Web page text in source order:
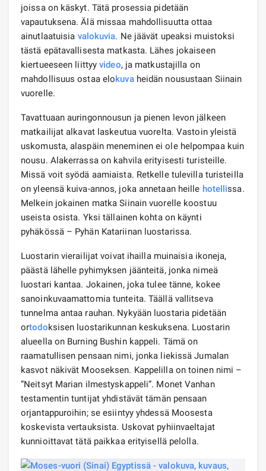
joissa on käskyt. Tätä prosessia pidetään
vapautuksena. Älä missaa mahdollisuutta ottaa
ainutlaatuisia valokuvia. Ne jäävät upeaksi muistoksi
tästä epätavallisesta matkasta. Lähes jokaiseen
kiertueeseen liittyyvideo, ja matkustajilla on
mahdollisuus ostaa elokuvaheidän nousustaan ​​Siinain
vuorelle.
Tavattuaan auringonnousun ja pienen levon jälkeen
matkailijat alkavat laskeutua vuorelta. Vastoin yleistä
uskomusta, alaspäin meneminen ei ole helpompaa kuin
nousu. Alakerrassa on kahvila erityisesti turisteille.
Missä voit syödä aamiaista. Retkelle tulevilla turisteilla
on yleensä kuiva-annos, joka annetaan heille hotellissa.
Melkein jokainen matka Siinain vuorelle koostuu
useista osista. Yksi tällainen kohta on käynti
pyhäkössä – Pyhän Katariinan luostarissa.
Luostarin vierailijat voivat ihailla muinaisia ​​ikoneja,
päästä lähelle pyhimyksen jäänteitä, jonka nimeä
luostari kantaa. Jokainen, joka tulee tänne, kokee
sanoinkuvaamattomia tunteita. Täällä vallitseva
tunnelma antaa rauhan. Nykyään luostaria pidetään
ortodoksisen luostarikunnan keskuksena. Luostarin
alueella on Burning Bushin kappeli. Tämä on
raamatullisen pensaan nimi, jonka liekissä Jumalan
kasvot näkivät Mooseksen. Kappelilla on toinen nimi –
”Neitsyt Marian ilmestyskappeli”. Monet Vanhan
testamentin tuntijat yhdistävät tämän pensaan
orjantappuroihin; se esiintyy yhdessä Moosesta
koskevista vertauksista. Uskovat pyhiinvaeltajat
kunnioittavat tätä paikkaa erityisellä pelolla.